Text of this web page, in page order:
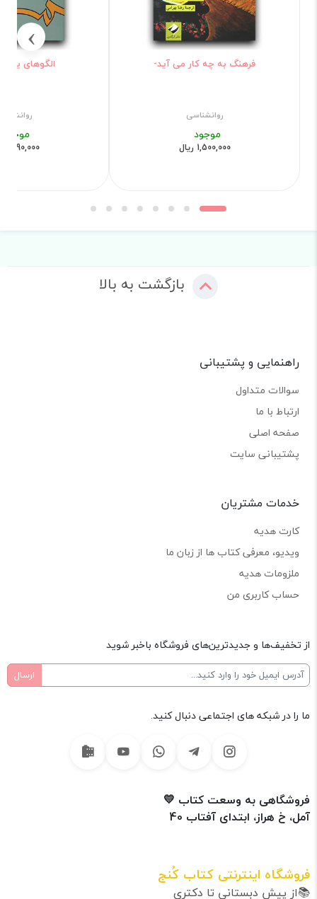
فرهنگ به چه کار می آید-
روانشناسی
موجود
1,500,000 ریال
الگوهای
موجود
2,690,000 ریال
›
بازگشت به بالا
راهنمایی و پشتیبانی
سوالات متداول
ارتباط با ما
صفحه اصلی
پشتیبانی سایت
خدمات مشتریان
کارت هدیه
ویدیو، معرفی کتاب ها از زبان ما
ملزومات هدیه
حساب کاربری من
از تخفیف‌ها و جدیدترین‌های فروشگاه باخبر شوید
ما را در شبکه های اجتماعی دنبال کنید.
فروشگاهی به وسعت کتاب 💛
آمل، خ هراز، ابتدای آفتاب 40
فروشگاه اینترنتی کتاب کُنج
📚از پیش دبستانی تا دکتری